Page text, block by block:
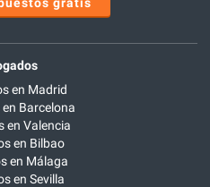
en Madrid
Barcelona
en Valencia
en Bilbao
en Málaga
en Sevilla